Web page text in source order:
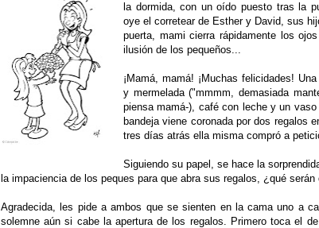
la dormida, con un oído puesto tras la
oye el corretear de Esther y David, sus
puerta, mami cierra rápidamente los
ilusión de los pequeños...
¡Mamá, mamá! ¡Muchas felicidades!
y mermelada ("mmmm, demasiada
piensa mamá-), café con leche y un
bandeja viene coronada por dos regalos
tres días atrás ella misma compró a
Siguiendo su papel, se hace la
la impaciencia de los peques para que abra sus regalos, ¿qué serán
Agradecida, les pide a ambos que se sienten en la cama uno a
solemne aún si cabe la apertura de los regalos. Primero toca el